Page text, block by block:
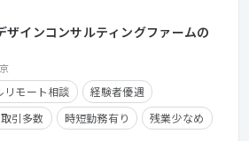
ザインコンサルティングファームの
リモート相談
経験者優遇
引多数
時短勤務有り
残業少なめ